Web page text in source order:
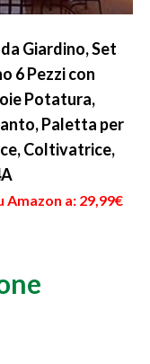
Giardino, Set
6 Pezzi con
Potatura,
Paletta per
Coltivatrice,
a: 29,99€